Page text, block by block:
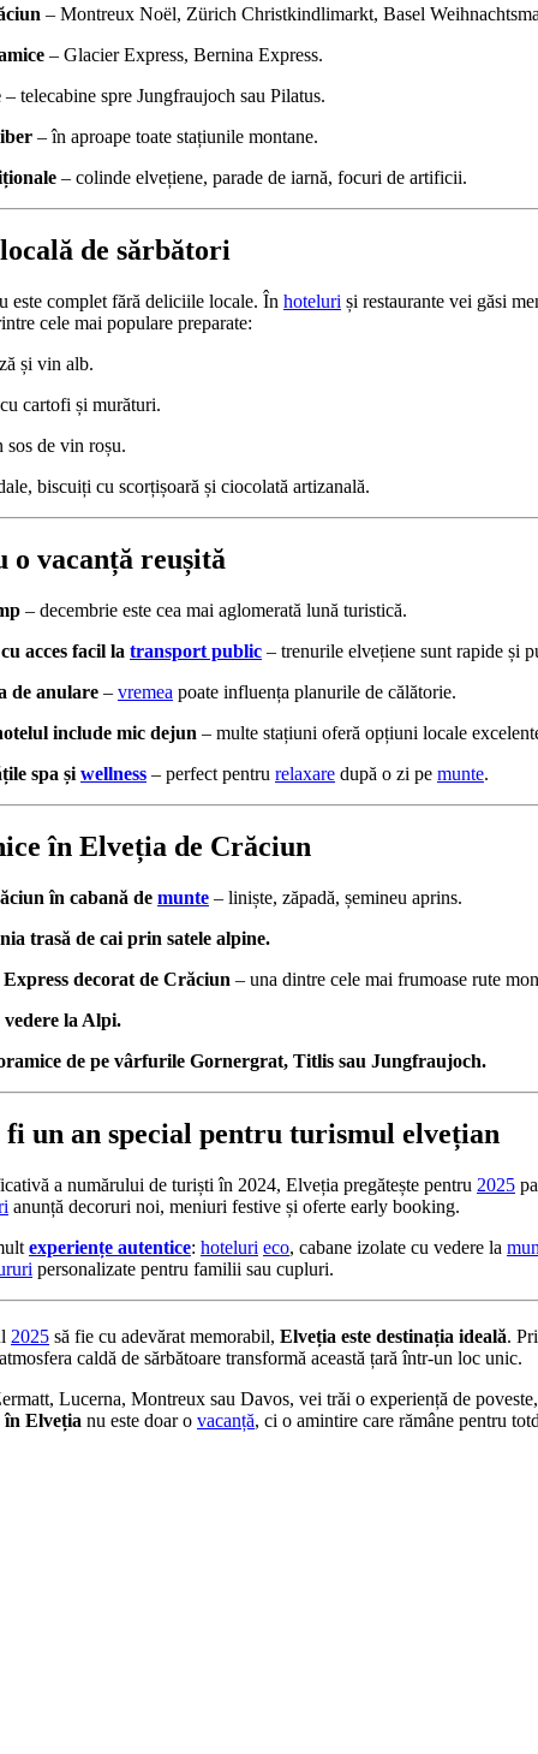
– Montreux Noël, Zürich Christkindlimarkt, Basel
– Glacier Express, Bernina Express.
– telecabine spre Jungfraujoch sau Pilatus.
– în aproape toate stațiunile montane.
– colinde elvețiene, parade de iarnă, focuri de artificii.
de sărbători
este complet fără deliciile locale. În hoteluri și restaurante vei găsi
cele mai populare preparate:
și vin alb.
cartofi și murături.
de vin roșu.
biscuiți cu scorțișoară și ciocolată artizanală.
o vacanță reușită
– decembrie este cea mai aglomerată lună turistică.
acces facil la transport public – trenurile elvețiene sunt rapide și
de anulare – vremea poate influența planurile de călătorie.
include mic dejun – multe stațiuni oferă opțiuni locale
spa și wellness – perfect pentru relaxare după o zi pe munte.
în Elveția de Crăciun
în cabană de munte – liniște, zăpadă, șemineu aprins.
trasă de cai prin satele alpine.
decorat de Crăciun – una dintre cele mai frumoase rute
la Alpi.
de pe vârfurile Gornergrat, Titlis sau Jungfraujoch.
fi un an special pentru turismul elvețian
a numărului de turiști în 2024, Elveția pregătește pentru 2025
anunță decoruri noi, meniuri festive și oferte early booking.
experiențe autentice: hoteluri eco, cabane izolate cu vedere la
personalizate pentru familii sau cupluri.
2025 să fie cu adevărat memorabil, Elveția este destinația ideală.
caldă de sărbătoare transformă această țară într-un loc unic.
Lucerna, Montreux sau Davos, vei trăi o experiență de
în Elveția nu este doar o vacanță, ci o amintire care rămâne pentru